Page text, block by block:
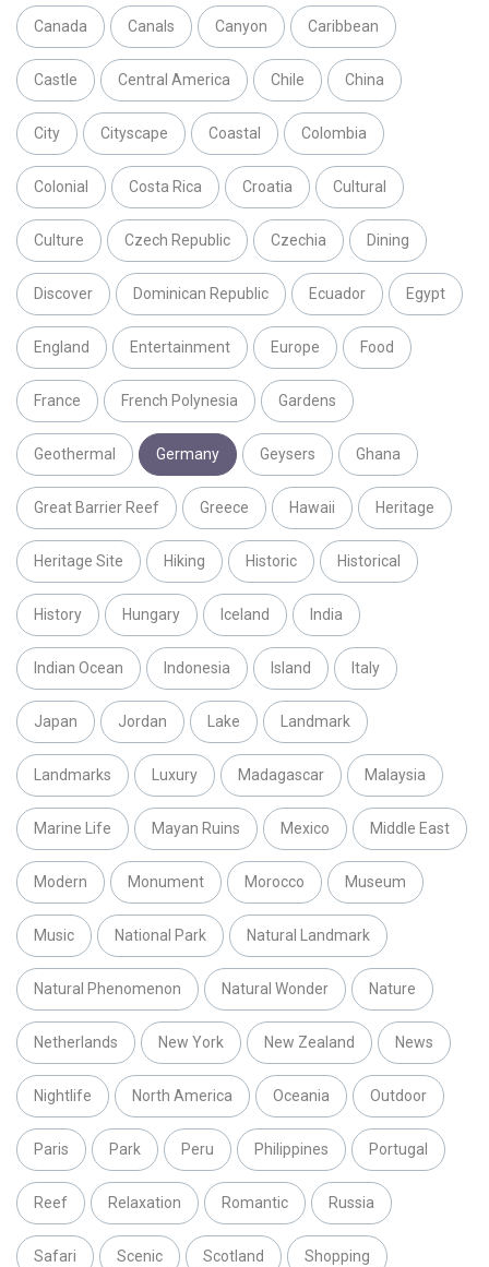
Canada Canals Canyon Caribbean
Castle Central America Chile China
City Cityscape Coastal Colombia
Colonial Costa Rica Croatia Cultural
Culture Czech Republic Czechia Dining
Discover Dominican Republic Ecuador Egypt
England Entertainment Europe Food
France French Polynesia Gardens
Geothermal Germany Geysers Ghana
Great Barrier Reef Greece Hawaii Heritage
Heritage Site Hiking Historic Historical
History Hungary Iceland India
Indian Ocean Indonesia Island Italy
Japan Jordan Lake Landmark
Landmarks Luxury Madagascar Malaysia
Marine Life Mayan Ruins Mexico Middle East
Modern Monument Morocco Museum
Music National Park Natural Landmark
Natural Phenomenon Natural Wonder Nature
Netherlands New York New Zealand News
Nightlife North America Oceania Outdoor
Paris Park Peru Philippines Portugal
Reef Relaxation Romantic Russia
Safari Scenic Scotland Shopping